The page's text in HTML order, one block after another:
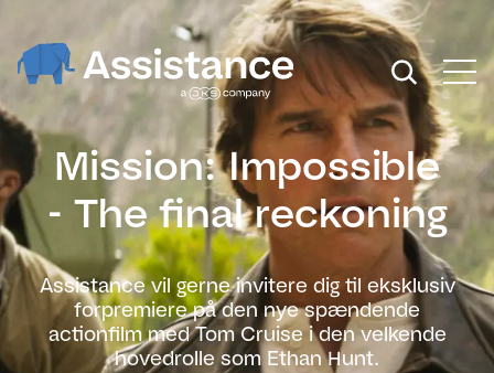
Mission: Impossible
- The final reckoning
Assistance vil gerne invitere dig til eksklusiv
forpremiere på den nye spændende
actionfilm med Tom Cruise i den velkende
hovedrolle som Ethan Hunt.